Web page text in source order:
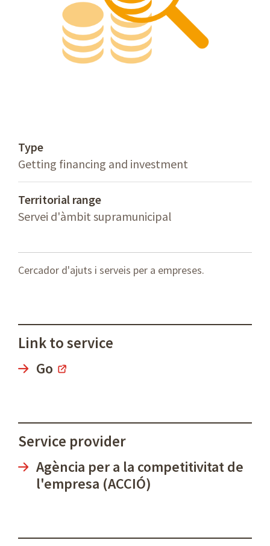
Type
Getting financing and investment
Territorial range
Servei d'àmbit supramunicipal
Cercador d'ajuts i serveis per a empreses.
Link to service
Go
Service provider
Agència per a la competitivitat de
l'empresa (ACCIÓ)